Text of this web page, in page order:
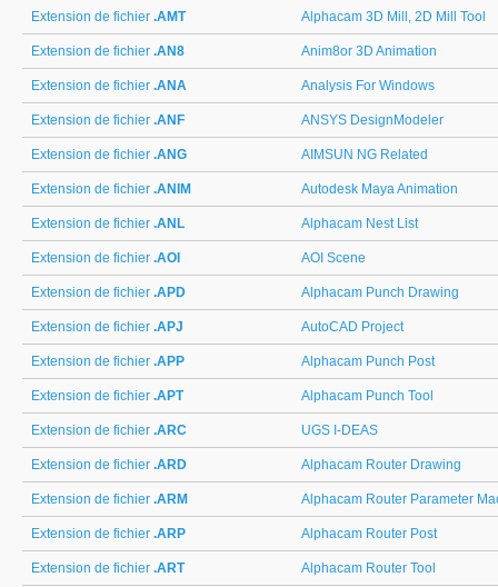
Extension de fichier .AMT Alphacam 3D Mill, 2D Mill Tool
Extension de fichier .AN8 Anim8or 3D Animation
Extension de fichier .ANA Analysis For Windows
Extension de fichier .ANF ANSYS DesignModeler
Extension de fichier .ANG AIMSUN NG Related
Extension de fichier .ANIM Autodesk Maya Animation
Extension de fichier .ANL Alphacam Nest List
Extension de fichier .AOI AOI Scene
Extension de fichier .APD Alphacam Punch Drawing
Extension de fichier .APJ AutoCAD Project
Extension de fichier .APP Alphacam Punch Post
Extension de fichier .APT Alphacam Punch Tool
Extension de fichier .ARC UGS I-DEAS
Extension de fichier .ARD Alphacam Router Drawing
Extension de fichier .ARM Alphacam Router Parameter
Extension de fichier .ARP Alphacam Router Post
Extension de fichier .ART Alphacam Router Tool